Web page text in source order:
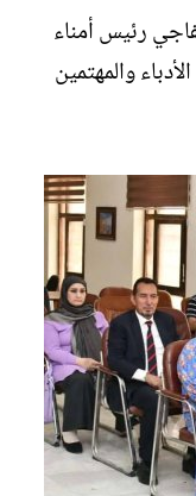
رئيس أمناء
والمهتمين